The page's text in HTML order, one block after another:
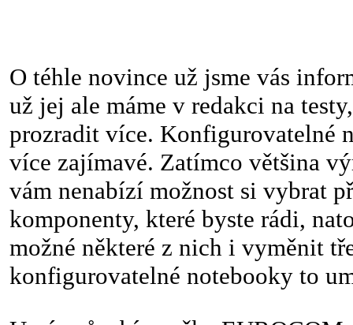
O téhle novince už jsme vás
už jej ale máme v redakci na
prozradit více. Konfigurovatelné
více zajímavé. Zatímco většina
vám nenabízí možnost si vybrat
komponenty, které byste rádi,
možné některé z nich i vyměnit
konfigurovatelné notebooky to